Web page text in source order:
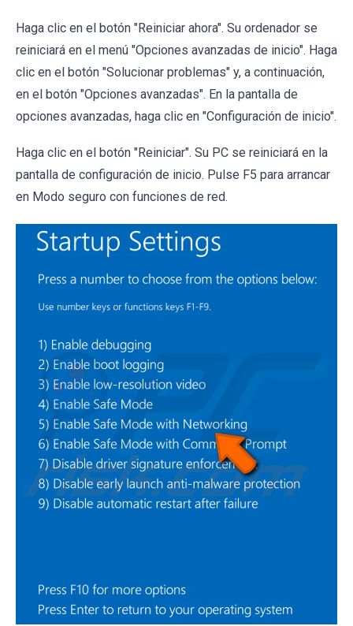
Haga clic en el botón "Reiniciar ahora". Su ordenador se
reiniciará en el menú "Opciones avanzadas de inicio". Haga
clic en el botón "Solucionar problemas" y, a continuación,
en el botón "Opciones avanzadas". En la pantalla de
opciones avanzadas, haga clic en "Configuración de inicio".
Haga clic en el botón "Reiniciar". Su PC se reiniciará en la
pantalla de configuración de inicio. Pulse F5 para arrancar
en Modo seguro con funciones de red.